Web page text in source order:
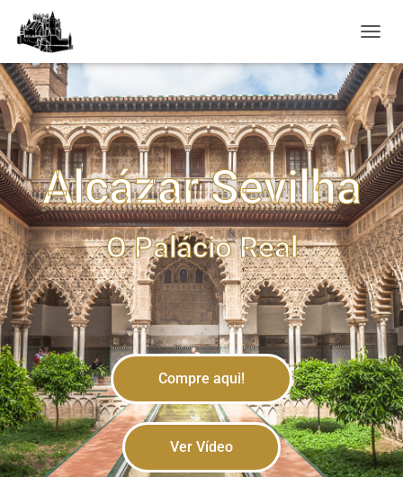
L
T
E
R
N
A
R
A
N
A
V
E
G
A
Ç
Ã
O
Alcázar Sevilha
O Palácio Real
Compre aqui!
Ver Vídeo